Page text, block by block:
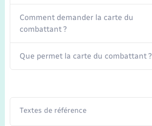
Organisation d’événement
Comment demander la carte du
combattant ?
Que permet la carte du combattant ?
Textes de référence